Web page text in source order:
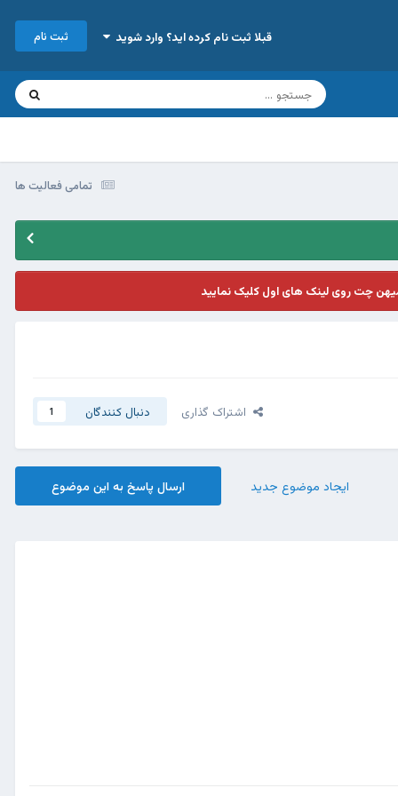
قبلا ثبت نام کرده اید؟ وارد شوید ثبت نام
تمامی فعالیت ها
چت روی لینک های اول کلیک نمایید
اشتراک گذاری دنبال کنندگان 1
ارسال پاسخ به این موضوع ایجاد موضوع جدید